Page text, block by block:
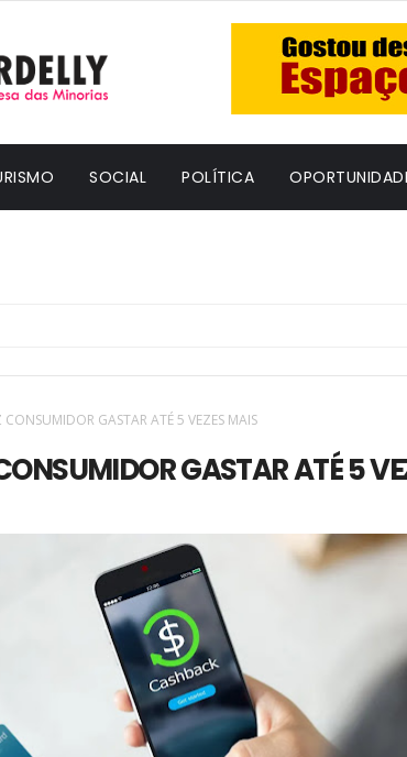
SOCIAL POLÍTICA
GASTAR ATÉ 5 VEZES MAIS
GASTAR ATÉ 5